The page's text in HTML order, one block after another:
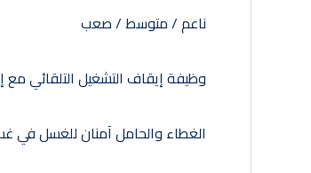
ناعم / متوسط ​​/ صعب
وظيفة إيقاف التشغيل التلقائي مع
الغطاء والحامل آمنان للغسل في